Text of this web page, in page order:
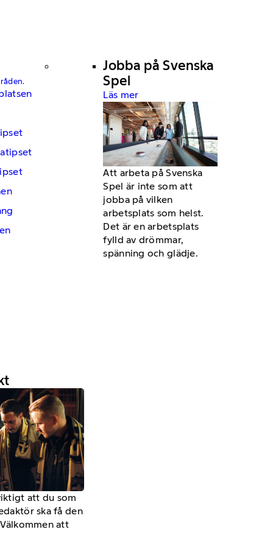
Jobba på Svenska
Spel
Läs mer
Att arbeta på Svenska
Spel är inte som att
jobba på vilken
arbetsplats som helst.
Det är en arbetsplats
fylld av drömmar,
spänning och glädje.
att du som
ska få den
att